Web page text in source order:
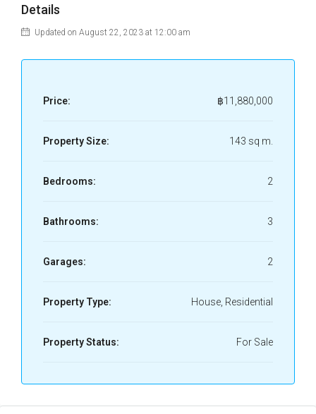
Details
Updated on August 22, 2023 at 12:00 am
Price: ฿11,880,000
Property Size: 143 sq m.
Bedrooms: 2
Bathrooms: 3
Garages: 2
Property Type: House, Residential
Property Status: For Sale